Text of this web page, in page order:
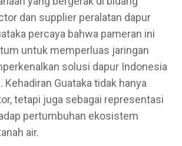
dan supplier peralatan dapur
percaya bahwa pameran ini
untuk memperluas jaringan
solusi dapur Indonesia
Kehadiran Guataka tidak hanya
tetapi juga sebagai representasi
pertumbuhan ekosistem
air.